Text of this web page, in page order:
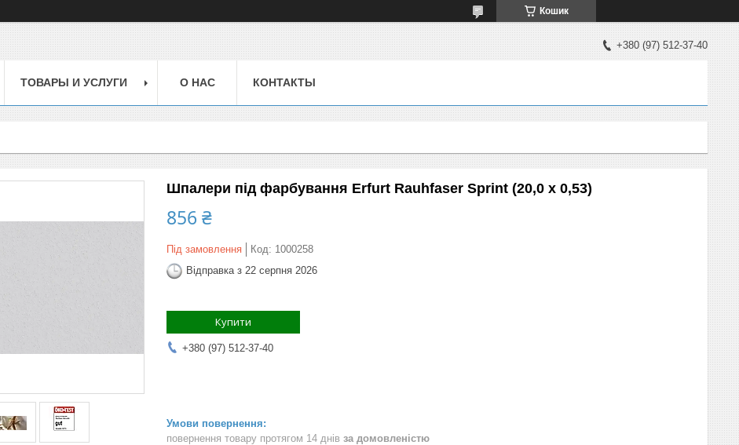
Кошик
+380 (97) 512-37-40
ТОВАРЫ И УСЛУГИ О НАС КОНТАКТЫ
Шпалери під фарбування Erfurt Rauhfaser Sprint (20,0 x 0,53)
856 ₴
Під замовлення Код: 1000258
Відправка з 22 серпня 2026
Купити
+380 (97) 512-37-40
повернення товару протягом 14 днів за домовленістю